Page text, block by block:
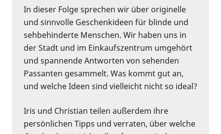
In dieser Folge sprechen wir über originelle
und sinnvolle Geschenkideen für blinde und
sehbehinderte Menschen. Wir haben uns in
der Stadt und im Einkaufszentrum umgehört
und spannende Antworten von sehenden
Passanten gesammelt. Was kommt gut an,
und welche Ideen sind vielleicht nicht so ideal?
Iris und Christian teilen außerdem ihre
persönlichen Tipps und verraten, über welche